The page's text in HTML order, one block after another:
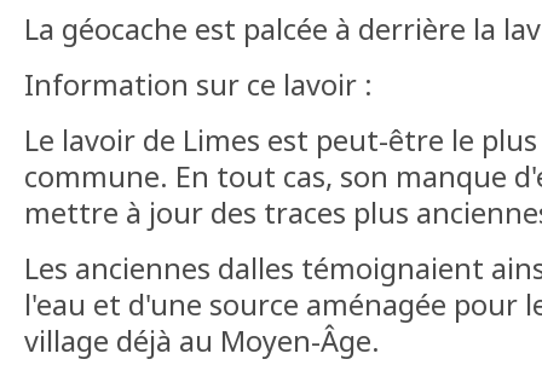
La géocache est palcée à derrière la
Information sur ce lavoir :
Le lavoir de Limes est peut-être le
commune. En tout cas, son manque
mettre à jour des traces plus
Les anciennes dalles témoignaient
l'eau et d'une source aménagée pour
village déjà au Moyen-Âge.